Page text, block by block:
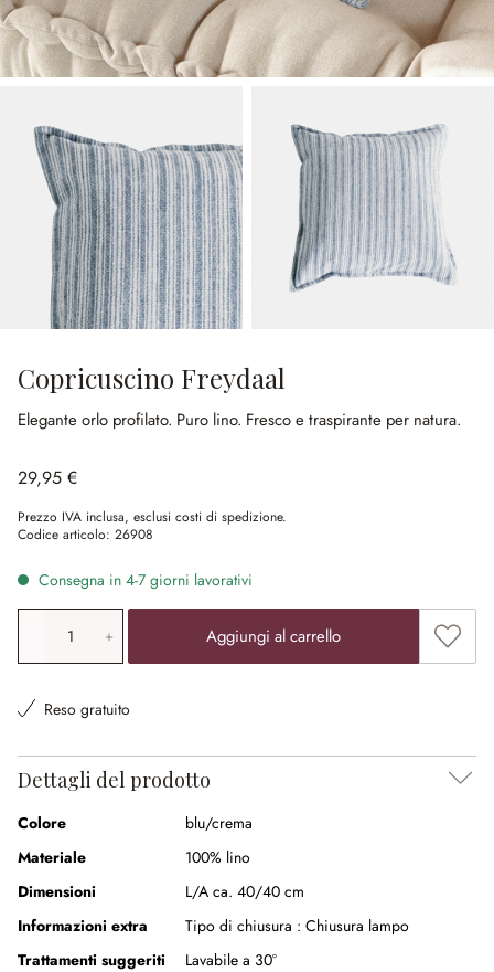
Copricuscino Freydaal
Elegante orlo profilato. Puro lino. Fresco e traspirante per natura.
29,95 €
Prezzo IVA inclusa, esclusi costi di spedizione.
Codice articolo: 26908
Consegna in 4-7 giorni lavorativi
Quantità prodotto: inserisci il valore desiderato o
Aggiungi al carrello
Reso gratuito
Dettagli del prodotto
Colore
blu/crema
Materiale
100% lino
Dimensioni
L/A ca. 40/40 cm
Informazioni extra
Tipo di chiusura : Chiusura lampo
Trattamenti suggeriti
Lavabile a 30°